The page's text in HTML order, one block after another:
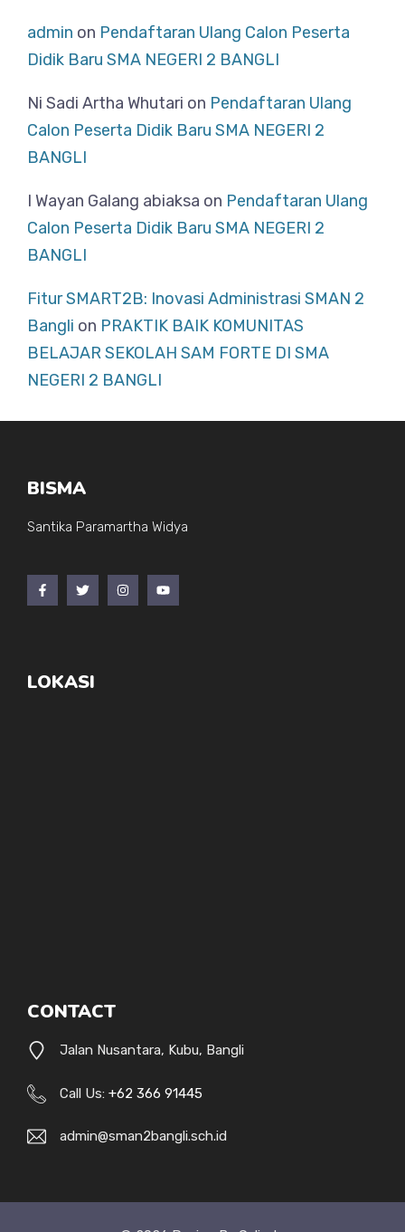
admin on Pendaftaran Ulang Calon Peserta
Didik Baru SMA NEGERI 2 BANGLI
Ni Sadi Artha Whutari on Pendaftaran Ulang
Calon Peserta Didik Baru SMA NEGERI 2
BANGLI
I Wayan Galang abiaksa on Pendaftaran Ulang
Calon Peserta Didik Baru SMA NEGERI 2
BANGLI
Fitur SMART2B: Inovasi Administrasi SMAN 2
Bangli on PRAKTIK BAIK KOMUNITAS
BELAJAR SEKOLAH SAM FORTE DI SMA
NEGERI 2 BANGLI
BISMA
Santika Paramartha Widya
LOKASI
CONTACT
Jalan Nusantara, Kubu, Bangli
Call Us: +62 366 91445
admin@sman2bangli.sch.id